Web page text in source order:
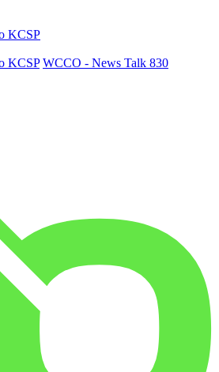
KCSP
KCSP WCCO - News Talk 830